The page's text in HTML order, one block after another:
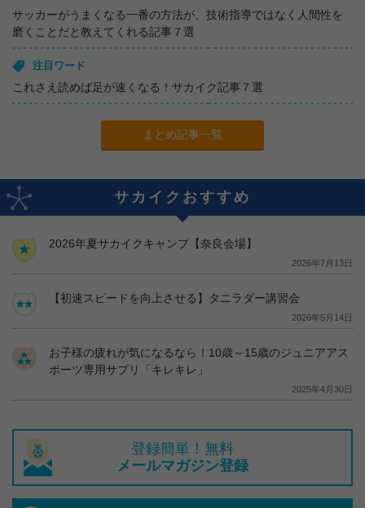
サッカーがうまくなる一番の方法が、技術指導ではなく人間性を
磨くことだと教えてくれる記事７選
注目ワード
これさえ読めば足が速くなる！サカイク記事７選
まとめ記事一覧
サカイクおすすめ
2026年夏サカイクキャンプ【奈良会場】
2026年7月13日
【初速スピードを向上させる】タニラダー講習会
2026年5月14日
お子様の疲れが気になるなら！10歳～15歳のジュニアアス
ポーツ専用サプリ「キレキレ」
2025年4月30日
登録簡単！無料
メールマガジン登録